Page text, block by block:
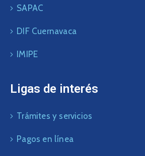
SAPAC
DIF Cuernavaca
IMIPE
Ligas de interés
Trámites y servicios
Pagos en línea